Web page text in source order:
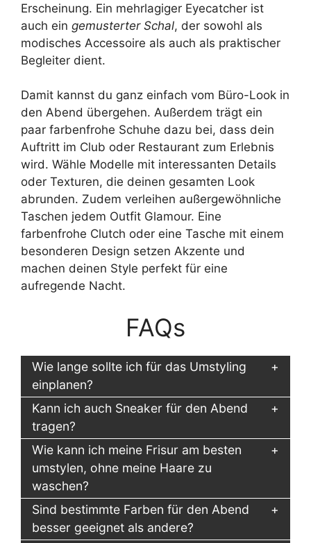
Erscheinung. Ein mehrlagiger Eyecatcher ist
auch ein gemusterter Schal, der sowohl als
modisches Accessoire als auch als praktischer
Begleiter dient.
Damit kannst du ganz einfach vom Büro-Look in
den Abend übergehen. Außerdem trägt ein
paar farbenfrohe Schuhe dazu bei, dass dein
Auftritt im Club oder Restaurant zum Erlebnis
wird. Wähle Modelle mit interessanten Details
oder Texturen, die deinen gesamten Look
abrunden. Zudem verleihen außergewöhnliche
Taschen jedem Outfit Glamour. Eine
farbenfrohe Clutch oder eine Tasche mit einem
besonderen Design setzen Akzente und
machen deinen Style perfekt für eine
aufregende Nacht.
FAQs
Wie lange sollte ich für das Umstyling
einplanen?
Kann ich auch Sneaker für den Abend
tragen?
Wie kann ich meine Frisur am besten
umstylen, ohne meine Haare zu
waschen?
Sind bestimmte Farben für den Abend
besser geeignet als andere?